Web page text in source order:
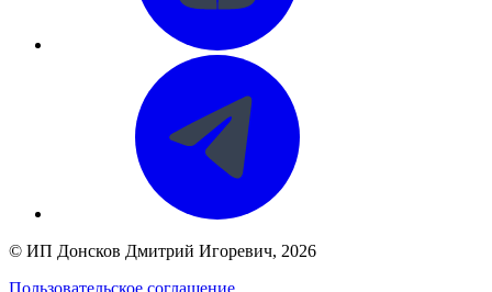
© ИП Донсков Дмитрий Игоревич, 2026
Пользовательское соглашение